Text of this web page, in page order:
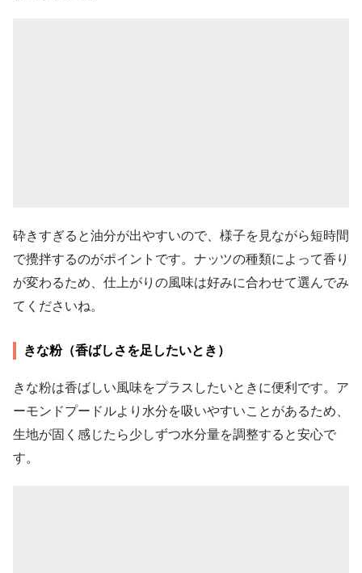
砕きすぎると油分が出やすいので、様子を見ながら短時間
で攪拌するのがポイントです。ナッツの種類によって香り
が変わるため、仕上がりの風味は好みに合わせて選んでみ
てくださいね。
きな粉（香ばしさを足したいとき）
きな粉は香ばしい風味をプラスしたいときに便利です。ア
ーモンドプードルより水分を吸いやすいことがあるため、
生地が固く感じたら少しずつ水分量を調整すると安心で
す。